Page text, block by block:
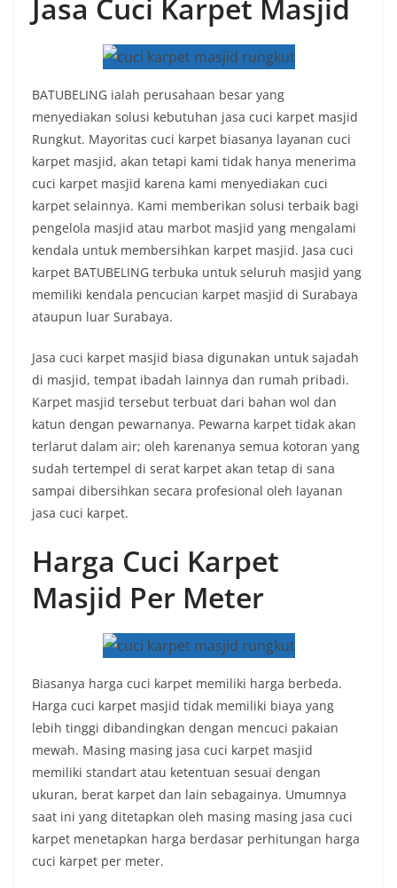
Jasa Cuci Karpet Masjid
BATUBELING ialah perusahaan besar yang
menyediakan solusi kebutuhan jasa cuci karpet masjid
Rungkut. Mayoritas cuci karpet biasanya layanan cuci
karpet masjid, akan tetapi kami tidak hanya menerima
cuci karpet masjid karena kami menyediakan cuci
karpet selainnya. Kami memberikan solusi terbaik bagi
pengelola masjid atau marbot masjid yang mengalami
kendala untuk membersihkan karpet masjid. Jasa cuci
karpet BATUBELING terbuka untuk seluruh masjid yang
memiliki kendala pencucian karpet masjid di Surabaya
ataupun luar Surabaya.
Jasa cuci karpet masjid biasa digunakan untuk sajadah
di masjid, tempat ibadah lainnya dan rumah pribadi.
Karpet masjid tersebut terbuat dari bahan wol dan
katun dengan pewarnanya. Pewarna karpet tidak akan
terlarut dalam air; oleh karenanya semua kotoran yang
sudah tertempel di serat karpet akan tetap di sana
sampai dibersihkan secara profesional oleh layanan
jasa cuci karpet.
Harga Cuci Karpet
Masjid Per Meter
Biasanya harga cuci karpet memiliki harga berbeda.
Harga cuci karpet masjid tidak memiliki biaya yang
lebih tinggi dibandingkan dengan mencuci pakaian
mewah. Masing masing jasa cuci karpet masjid
memiliki standart atau ketentuan sesuai dengan
ukuran, berat karpet dan lain sebagainya. Umumnya
saat ini yang ditetapkan oleh masing masing jasa cuci
karpet menetapkan harga berdasar perhitungan harga
cuci karpet per meter.